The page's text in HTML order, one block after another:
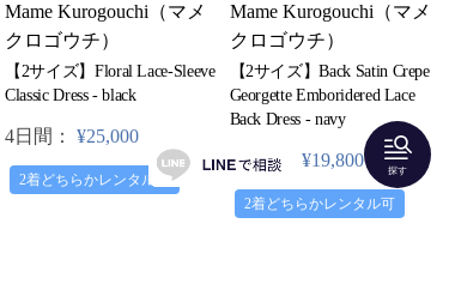
Mame Kurogouchi（マメ
クロゴウチ）
【2サイズ】Floral Lace-Sleeve
Classic Dress - black
4日間： ¥25,000
2着どちらかレンタル可
Mame Kurogouchi（マメ
クロゴウチ）
【2サイズ】Back Satin Crepe
Georgette Emboridered Lace
Back Dress - navy
4日間： ¥19,800
2着どちらかレンタル可
探す